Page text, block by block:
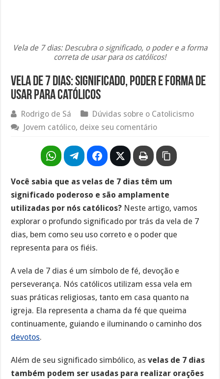
Vela de 7 dias: Descubra o significado, o poder e a forma
correta de usar para os católicos!
Vela de 7 dias: Significado, poder e forma de
usar para católicos
Rodrigo de Sá
Dúvidas sobre o Catolicismo
Jovem católico, deixe seu comentário
Você sabia que as velas de 7 dias têm um
significado poderoso e são amplamente
utilizadas por nós católicos? Neste artigo, vamos
explorar o profundo significado por trás da vela de 7
dias, bem como seu uso correto e o poder que
representa para os fiéis.
A vela de 7 dias é um símbolo de fé, devoção e
perseverança. Nós católicos utilizam essa vela em
suas práticas religiosas, tanto em casa quanto na
igreja. Ela representa a chama da fé que queima
continuamente, guiando e iluminando o caminho dos
devotos.
Além de seu significado simbólico, asvelas de 7 dias
também podem ser usadas para realizar orações